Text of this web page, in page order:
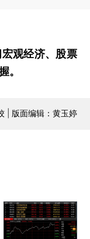
宏观经济、股票
。
| 版面编辑：黄玉婷